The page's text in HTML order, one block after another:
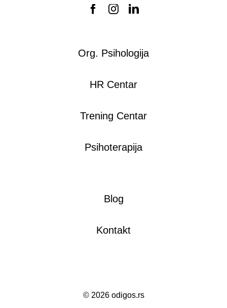
Provera radne biografije
Org. Psihologija
HR Centar
Trening Centar
Psihoterapija
Blog
Kontakt
© 2026 odigos.rs